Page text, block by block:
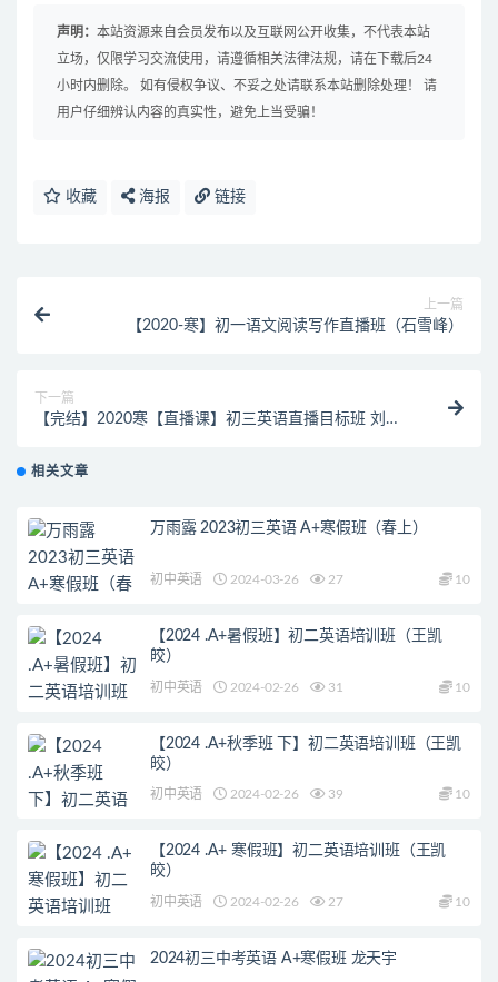
声明： 本站资源来自会员发布以及互联网公开收集，不代表本站
立场，仅限学习交流使用，请遵循相关法律法规，请在下载后24
小时内删除。 如有侵权争议、不妥之处请联系本站删除处理！ 请
用户仔细辨认内容的真实性，避免上当受骗！
收藏 海报 链接
上一篇
【2020-寒】初一语文阅读写作直播班（石雪峰）
下一篇
【完结】2020寒【直播课】初三英语直播目标班 刘飞
相关文章
万雨露 2023初三英语 A+寒假班（春上）
初中英语 2024-03-26 27 10
【2024 .A+暑假班】初二英语培训班（王凯
皎）
初中英语 2024-02-26 31 10
【2024 .A+秋季班 下】初二英语培训班（王凯
皎）
初中英语 2024-02-26 39 10
【2024 .A+ 寒假班】初二英语培训班（王凯
皎）
初中英语 2024-02-26 27 10
2024初三中考英语 A+寒假班 龙天宇